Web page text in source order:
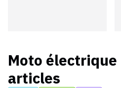
Moto électrique
articles